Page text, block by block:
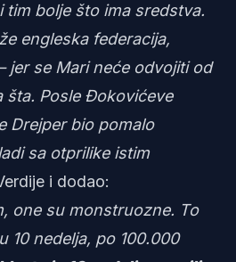
tim bolje što ima sredstva.
engleska federacija,
jer se Mari neće odvojiti od
šta. Posle Đokovićeve
Drejper bio pomalo
sa otprilike istim
i dodao:
one su monstruozne. To
10 nedelja, po 100.000